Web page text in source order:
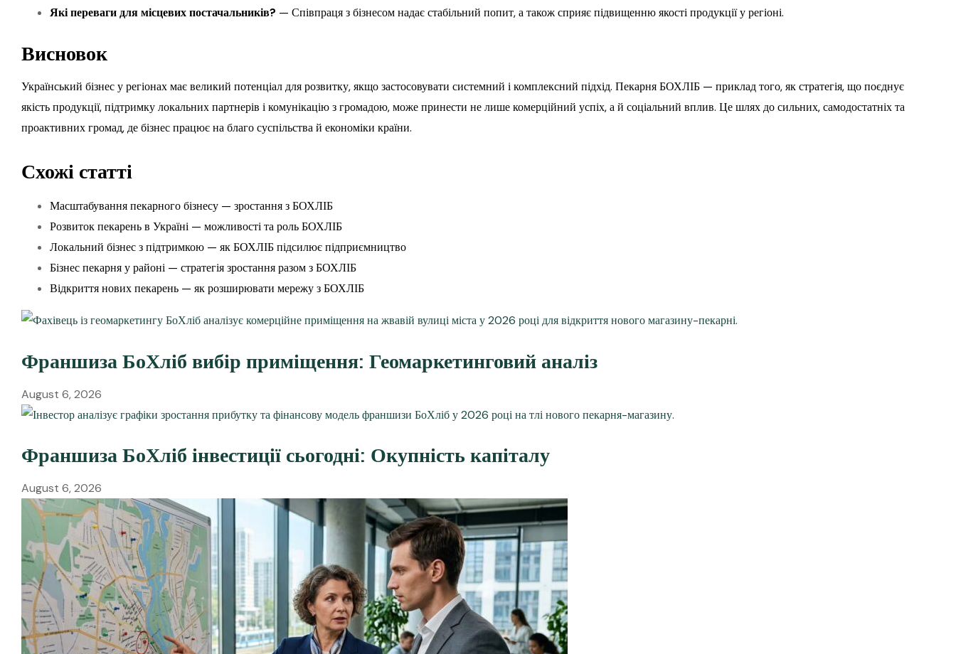
Які переваги для місцевих постачальників? — Співпраця з бізнесом надає стабільний попит, а також сприяє підвищенню якості продукції у регіоні.
Висновок
Український бізнес у регіонах має великий потенціал для розвитку, якщо застосовувати системний і комплексний підхід. Пекарня БОХЛІБ — приклад того, як стратегія, що поєднує
якість продукції, підтримку локальних партнерів і комунікацію з громадою, може принести не лише комерційний успіх, а й соціальний вплив. Це шлях до сильних, самодостатніх та
проактивних громад, де бізнес працює на благо суспільства й економіки країни.
Схожі статті
Масштабування пекарного бізнесу — зростання з БОХЛІБ
Розвиток пекарень в Україні — можливості та роль БОХЛІБ
Локальний бізнес з підтримкою — як БОХЛІБ підсилює підприємництво
Бізнес пекарня у районі — стратегія зростання разом з БОХЛІБ
Відкриття нових пекарень — як розширювати мережу з БОХЛІБ
Франшиза БоХліб вибір приміщення: Геомаркетинговий аналіз
August 6, 2026
Франшиза БоХліб інвестиції сьогодні: Окупність капіталу
August 6, 2026